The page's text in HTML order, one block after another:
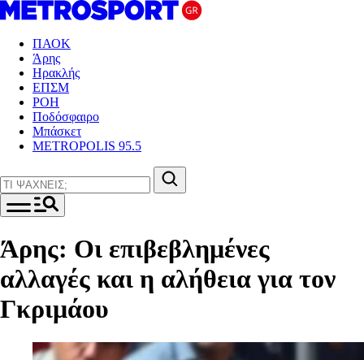
ΠΑΟΚ
Άρης
Ηρακλής
ΕΠΣΜ
ΡΟΗ
Ποδόσφαιρο
Μπάσκετ
METROPOLIS 95.5
Άρης: Οι επιβεβλημένες
αλλαγές και η αλήθεια για τον
Γκριμάου